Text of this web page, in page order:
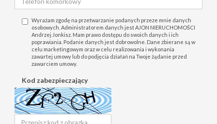
Wyrażam zgodę na przetwarzanie podanych przeze mnie danych
osobowych. Administratorem danych jest AJON NIERUCHOMOŚCI
Andrzej Jonkisz. Mam prawo dostępu do swoich danych i ich
poprawiania. Podanie danych jest dobrowolne. Dane zbierane są w
celu marketingowym oraz w celu realizowania i wykonania
zawartej umowy lub do podjęcia działań na Twoje żądanie przed
zawarciem umowy.
Kod zabezpieczający